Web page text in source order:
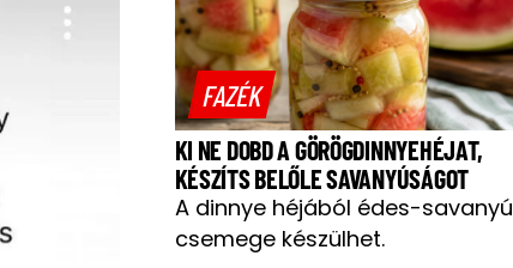
FAZÉK
KI NE DOBD A GÖRÖGDINNYEHÉJAT,
KÉSZÍTS BELŐLE SAVANYÚSÁGOT
A dinnye héjából édes-savanyú
csemege készülhet.